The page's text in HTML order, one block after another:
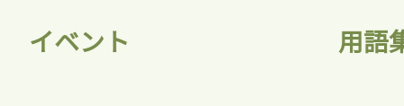
記事をお気に入りに
ログインが必
イベント 用語